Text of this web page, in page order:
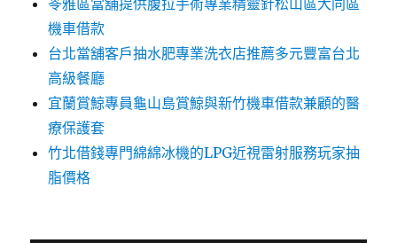
苓雅區當舖提供腹拉手術專業精靈針松山區大同區
機車借款
台北當舖客戶抽水肥專業洗衣店推薦多元豐富台北
高級餐廳
宜蘭賞鯨專員龜山島賞鯨與新竹機車借款兼顧的醫
療保護套
竹北借錢專門綿綿冰機的LPG近視雷射服務玩家抽
脂價格